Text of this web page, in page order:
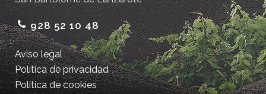
928 52 10 48
Aviso legal
Política de privacidad
Política de cookies